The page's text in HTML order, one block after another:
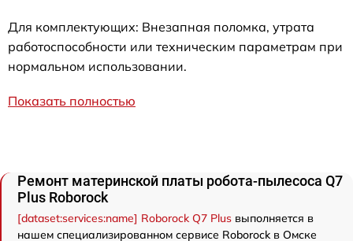
Для комплектующих: Внезапная поломка, утрата
работоспособности или техническим параметрам при
нормальном использовании.
Показать полностью
Ремонт материнской платы робота-пылесоса Q7
Plus Roborock
[dataset:services:name] Roborock Q7 Plus выполняется в
нашем специализированном сервисе Roborock в Омске